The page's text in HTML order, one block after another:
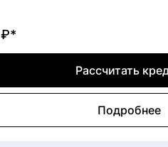
₽*
Рассчитать
Подробнее